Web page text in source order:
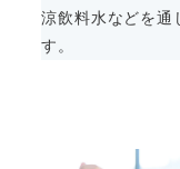
涼飲料水などを通
す。